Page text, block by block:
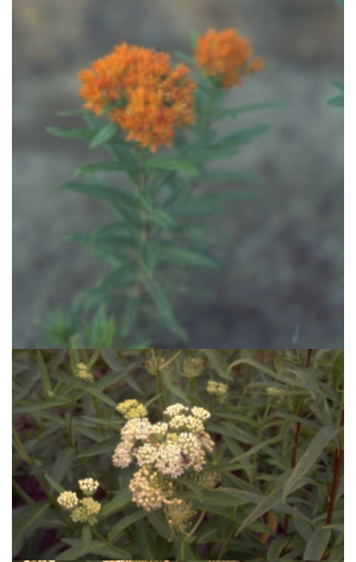
Knolzijdeplant